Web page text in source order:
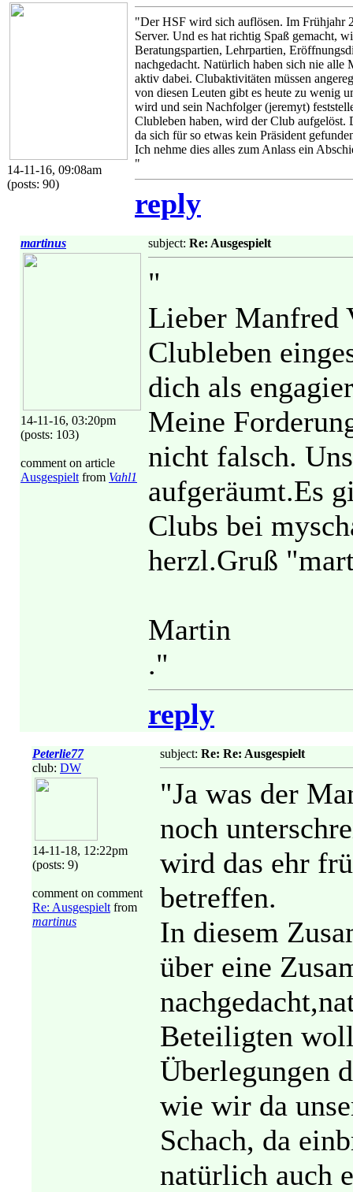
14-11-16, 09:08am
(posts: 90)
"Der HSF wird sich auflösen. Im Frühjahr
Server. Und es hat richtig Spaß gemacht,
Beratungspartien, Lehrpartien,
nachgedacht. Natürlich haben sich nie alle
aktiv dabei. Clubaktivitäten müssen
von diesen Leuten gibt es heute zu wenig
wird und sein Nachfolger (jeremyt)
Clubleben haben, wird der Club aufgelöst.
da sich für so etwas kein Präsident
Ich nehme dies alles zum Anlass ein
"
reply
martinus
14-11-16, 03:20pm
(posts: 103)
comment on article
Ausgespielt from Vahl1
subject: Re: Ausgespielt
"
Lieber Manfred
Clubleben
dich als
Meine
nicht falsch.
aufgeräumt.Es
Clubs bei
herzl.Gruß
Martin
."
reply
Peterlie77
club: DW
14-11-18, 12:22pm
(posts: 9)
comment on comment
Re: Ausgespielt from
martinus
subject: Re: Re: Ausgespielt
"Ja was der
noch
wird das ehr
betreffen.
In diesem
über eine
Beteiligten
Überlegungen
wie wir da
Schach, da
natürlich auch